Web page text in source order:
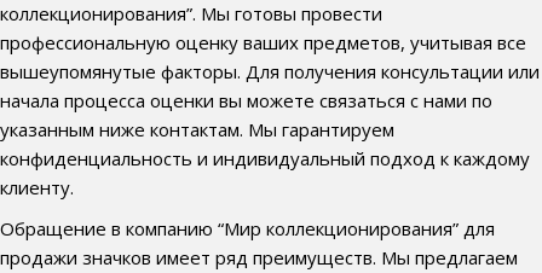
коллекционирования”. Мы готовы провести
профессиональную оценку ваших предметов, учитывая все
вышеупомянутые факторы. Для получения консультации или
начала процесса оценки вы можете связаться с нами по
указанным ниже контактам. Мы гарантируем
конфиденциальность и индивидуальный подход к каждому
клиенту.
Обращение в компанию “Мир коллекционирования” для
продажи значков имеет ряд преимуществ. Мы предлагаем